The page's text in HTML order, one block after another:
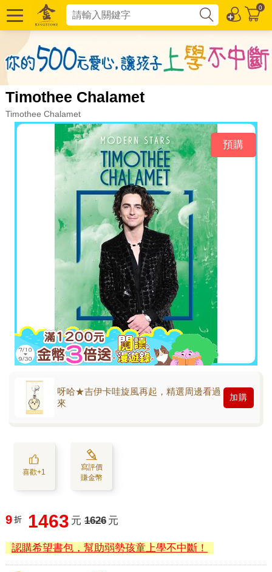
0
Timothee Chalamet
Timothee Chalamet
預購
呀哈★吉伊卡哇旋風再起，精選周邊看過
來
加購
喜歡+1
寫評價
賺金幣
9 折 1463 元 1626 元
認購希望書包，幫助弱勢孩童上學不中斷！